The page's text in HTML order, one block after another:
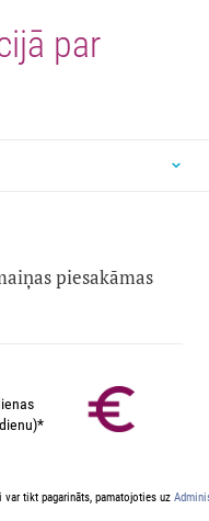
par
piesakāmas
tikt pagarināts, pamatojoties uz